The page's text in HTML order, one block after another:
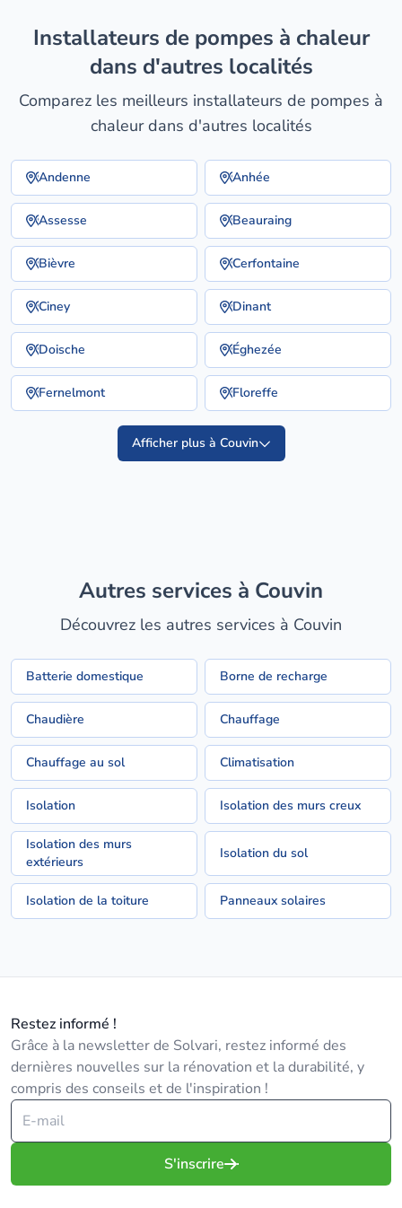
installateurs de pompes à chaleur
dans d'autres localités
Comparez les meilleurs installateurs de pompes à
chaleur dans d'autres localités
Andenne Anhée
Assesse Beauraing
Bièvre Cerfontaine
Ciney Dinant
Doische Éghezée
Fernelmont Floreffe
Afficher plus à Couvin
Autres services à Couvin
Découvrez les autres services à Couvin
Batterie domestique Borne de recharge
Chaudière Chauffage
Chauffage au sol Climatisation
Isolation Isolation des murs creux
Isolation des murs
extérieurs
Isolation du sol
Isolation de la toiture Panneaux solaires
Restez informé !
Grâce à la newsletter de Solvari, restez informé des
dernières nouvelles sur la rénovation et la durabilité, y
compris des conseils et de l'inspiration !
S'inscrire